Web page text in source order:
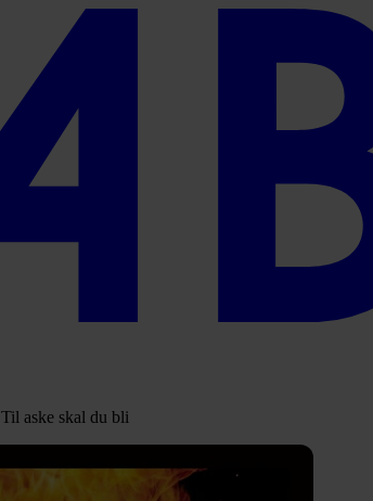
Til aske skal du bli